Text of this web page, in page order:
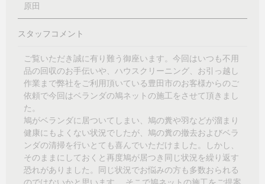
原田
スタッフコメント
ご覧いただき誠に有り難う御座います。今回はいつも不用
品の回収のお手伝いや、ハウスクリーニング、お引っ越し
作業まで弊社をご利用頂いている豊田市のお客様からのご
依頼で今回はベランダの鳩ネットの施工をさせて頂きまし
た。
鳩がベランダに居ついてしまい、鳩の糞や羽などが溜まり
健康にもよくない状況でしたが、鳩の糞の撤去およびベラ
ンダの清掃を行いとても喜んでいただけました。しかし、
そのままにしておくと再度鳩が居つき同じ状況を繰り返す
恐れがありました。同じ状況でお悩みの方も多数おられる
のではないかと思います。 そこで鳩ネットの施工をご提案